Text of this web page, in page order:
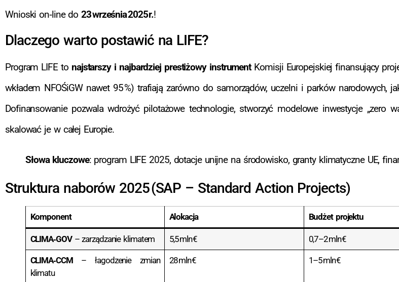
Wnioski on‑line do23 września 2025 r.!
Dlaczego warto postawić na LIFE?
Program LIFE to najstarszy i najbardziej prestiżowy instrumentKomisji Europejskiej finansujący
wkładem NFOŚiGW nawet 95 %) trafiają zarówno do samorządów, uczelni i parków narodowych,
Dofinansowanie pozwala wdrożyć pilotażowe technologie, stworzyć modelowe inwestycje „zero
skalować je w całej Europie.
Słowa kluczowe: program LIFE 2025, dotacje unijne na środowisko, granty klimatyczne UE,
Struktura naborów 2025 (SAP – Standard Action Projects)
Komponent Alokacja Budżet projektu
CLIMA‑GOV– zarządzanie klimatem 5,5 mln € 0,7–2 mln €
CLIMA‑CCM– łagodzenie zmian
klimatu
28 mln € 1–5 mln €